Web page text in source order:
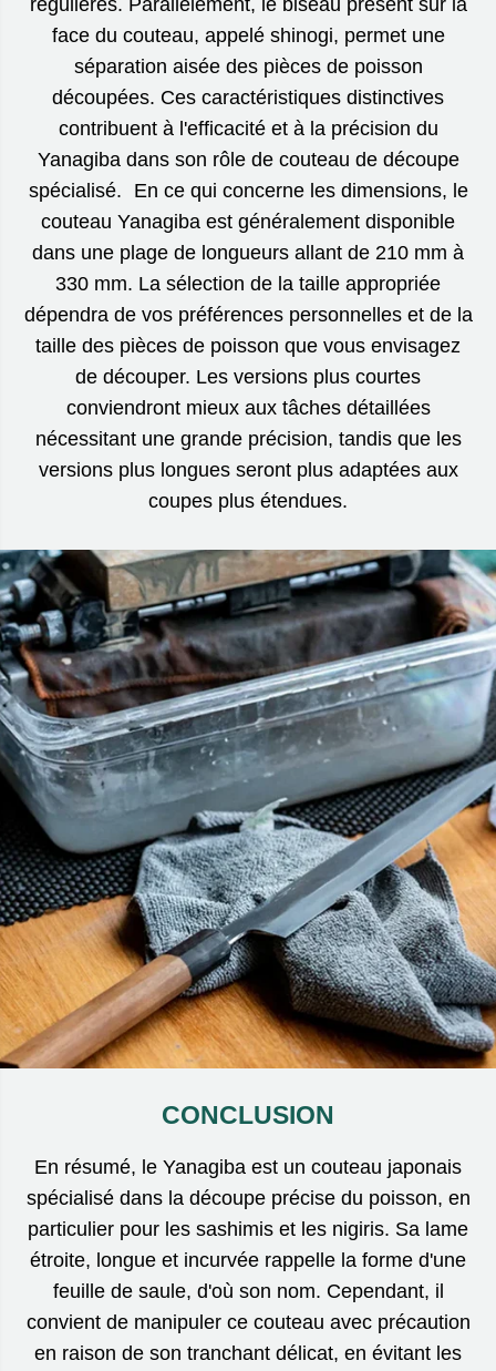
régulières. Parallèlement, le biseau présent sur la
face du couteau, appelé shinogi, permet une
séparation aisée des pièces de poisson
découpées. Ces caractéristiques distinctives
contribuent à l'efficacité et à la précision du
Yanagiba dans son rôle de couteau de découpe
spécialisé. En ce qui concerne les dimensions, le
couteau Yanagiba est généralement disponible
dans une plage de longueurs allant de 210 mm à
330 mm. La sélection de la taille appropriée
dépendra de vos préférences personnelles et de la
taille des pièces de poisson que vous envisagez
de découper. Les versions plus courtes
conviendront mieux aux tâches détaillées
nécessitant une grande précision, tandis que les
versions plus longues seront plus adaptées aux
coupes plus étendues.
CONCLUSION
En résumé, le Yanagiba est un couteau japonais
spécialisé dans la découpe précise du poisson, en
particulier pour les sashimis et les nigiris. Sa lame
étroite, longue et incurvée rappelle la forme d'une
feuille de saule, d'où son nom. Cependant, il
convient de manipuler ce couteau avec précaution
en raison de son tranchant délicat, en évitant les